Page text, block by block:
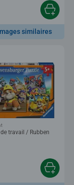
similaires
travail / Rubben